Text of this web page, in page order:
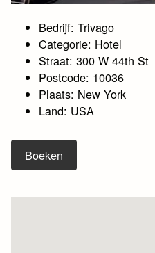
Bedrijf: Trivago
Categorie: Hotel
Straat: 300 W 44th St
Postcode: 10036
Plaats: New York
Land: USA
Boeken